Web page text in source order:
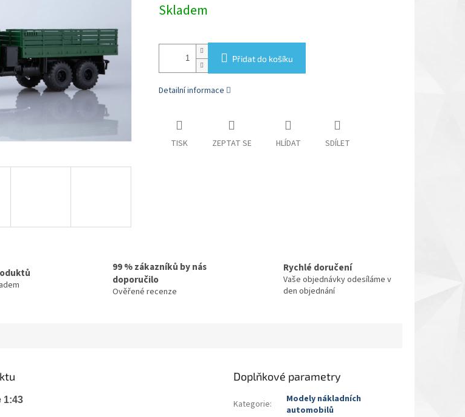
cena:
Skladem
Přidat do košíku
Detailní informace
TISK ZEPTAT SE HLÍDAT SDÍLET
99 % zákazníků by nás
doporučilo
Ověřené recenze
Rychlé doručení
Vaše objednávky odesíláme v
den objednání
1:43
Doplňkové parametry
Kategorie:
Modely nákladních
automobilů